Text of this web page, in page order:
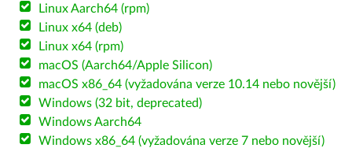
Linux Aarch64 (rpm)
Linux x64 (deb)
Linux x64 (rpm)
macOS (Aarch64/Apple Silicon)
macOS x86_64 (vyžadována verze 10.14 nebo novější)
Windows (32 bit, deprecated)
Windows Aarch64
Windows x86_64 (vyžadována verze 7 nebo novější)